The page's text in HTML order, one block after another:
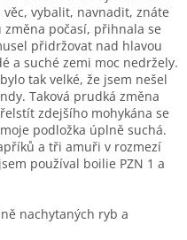
vybalit, navnadit, znáte
počasí, přihnala se
přidržovat nad hlavou
a suché zemi moc nedržely.
tak velké, že jsem nešel
Taková prudká změna
zdejšího mohykána se
podložka úplně suchá.
a tři amuři v rozmezí
používal boilie PZN 1 a
nachytaných ryb a